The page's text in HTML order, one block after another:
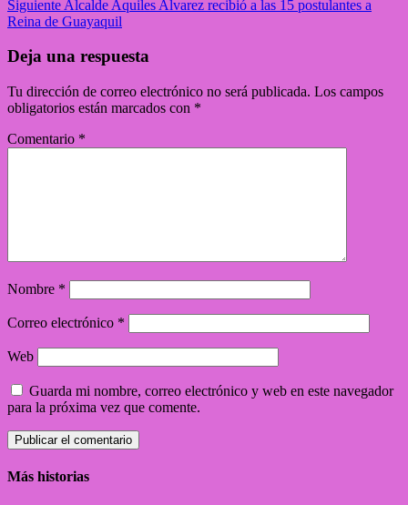
Siguiente Alcalde Aquiles Alvarez recibió a las 15 postulantes a
Reina de Guayaquil
Deja una respuesta
Tu dirección de correo electrónico no será publicada. Los campos
obligatorios están marcados con *
Comentario *
Nombre *
Correo electrónico *
Web
Guarda mi nombre, correo electrónico y web en este navegador
para la próxima vez que comente.
Más historias